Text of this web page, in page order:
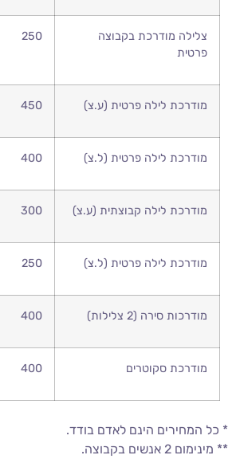
צלילה מודרכת בקבוצה
פרטית
250
מודרכת לילה פרטית (ע.צ) 450
מודרכת לילה פרטית (ל.צ) 400
מודרכת לילה קבוצתית (ע.צ) 300
מודרכת לילה פרטית (ל.צ) 250
מודרכות סירה (2 צלילות) 400
מודרכת סקוטרים 400
* כל המחירים הינם לאדם בודד.
** מינימום 2 אנשים בקבוצה.